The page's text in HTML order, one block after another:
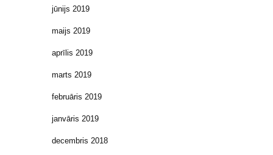
jūnijs 2019
maijs 2019
aprīlis 2019
marts 2019
februāris 2019
janvāris 2019
decembris 2018